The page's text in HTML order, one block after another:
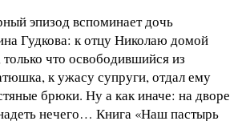
эпизод вспоминает дочь
Гудкова: к отцу Николаю домой
что освободившийся из
к ужасу супруги, отдал ему
брюки. Ну а как иначе: на дворе
нечего… Книга «Наш пастырь